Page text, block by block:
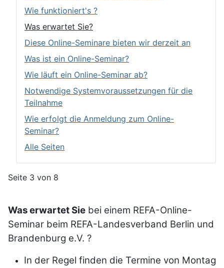
Wie funktioniert's ?
Was erwartet Sie?
Diese Online-Seminare bieten wir derzeit an
Was ist ein Online-Seminar?
Wie läuft ein Online-Seminar ab?
Notwendige Systemvoraussetzungen für die
Teilnahme
Wie erfolgt die Anmeldung zum Online-
Seminar?
Alle Seiten
Seite 3 von 8
Was erwartet Sie bei einem REFA-Online-
Seminar beim REFA-Landesverband Berlin und
Brandenburg e.V. ?
In der Regel finden die Termine von Montag